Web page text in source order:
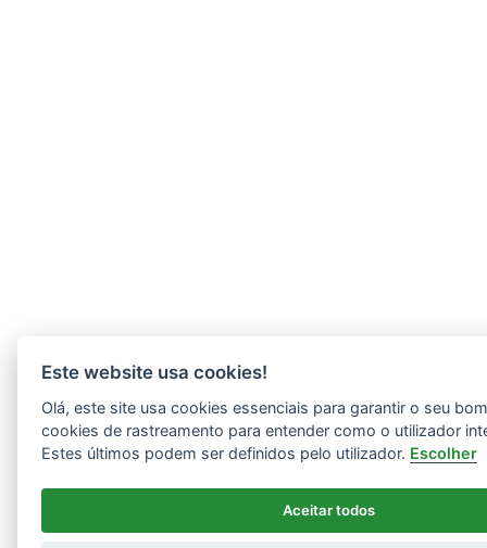
Este website usa cookies!
Olá, este site usa cookies essenciais para garantir o seu
cookies de rastreamento para entender como o utilizador
Estes últimos podem ser definidos pelo utilizador. Escolher
Aceitar todos